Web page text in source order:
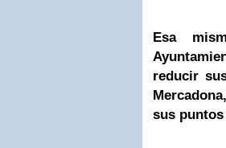
Esa
reducir
sus